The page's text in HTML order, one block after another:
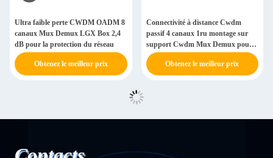
Ultra faible perte CWDM OADM 8
canaux Mux Demux LGX Box 2,4
dB pour la protection du réseau
Obtenez le meilleur prix
Connectivité à distance Cwdm
passif 4 canaux 1ru montage sur
support Cwdm Mux Demux pour
réseaux
Obtenez le meilleur prix